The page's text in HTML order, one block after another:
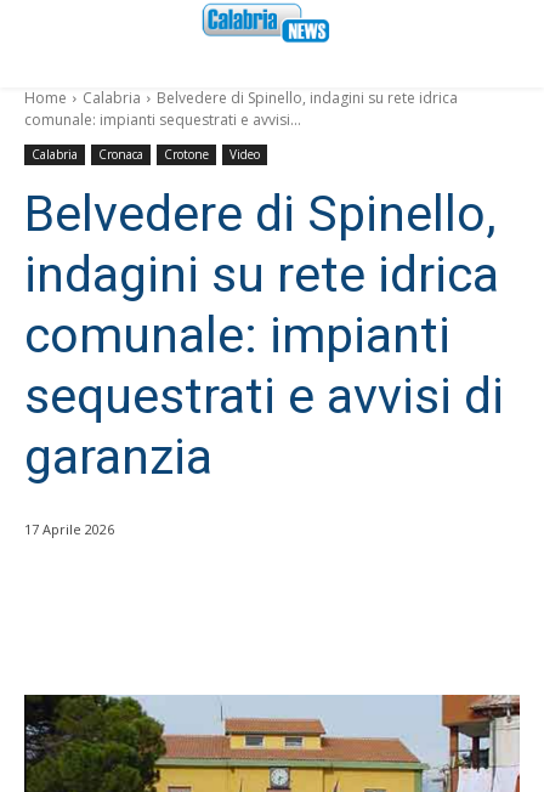
Home Calabria
Belvedere di Spinello, indagini su rete idrica
comunale: impianti sequestrati e avvisi...
Calabria Cronaca Crotone Video
Belvedere di Spinello,
indagini su rete idrica
comunale: impianti
sequestrati e avvisi di
garanzia
17 Aprile 2026